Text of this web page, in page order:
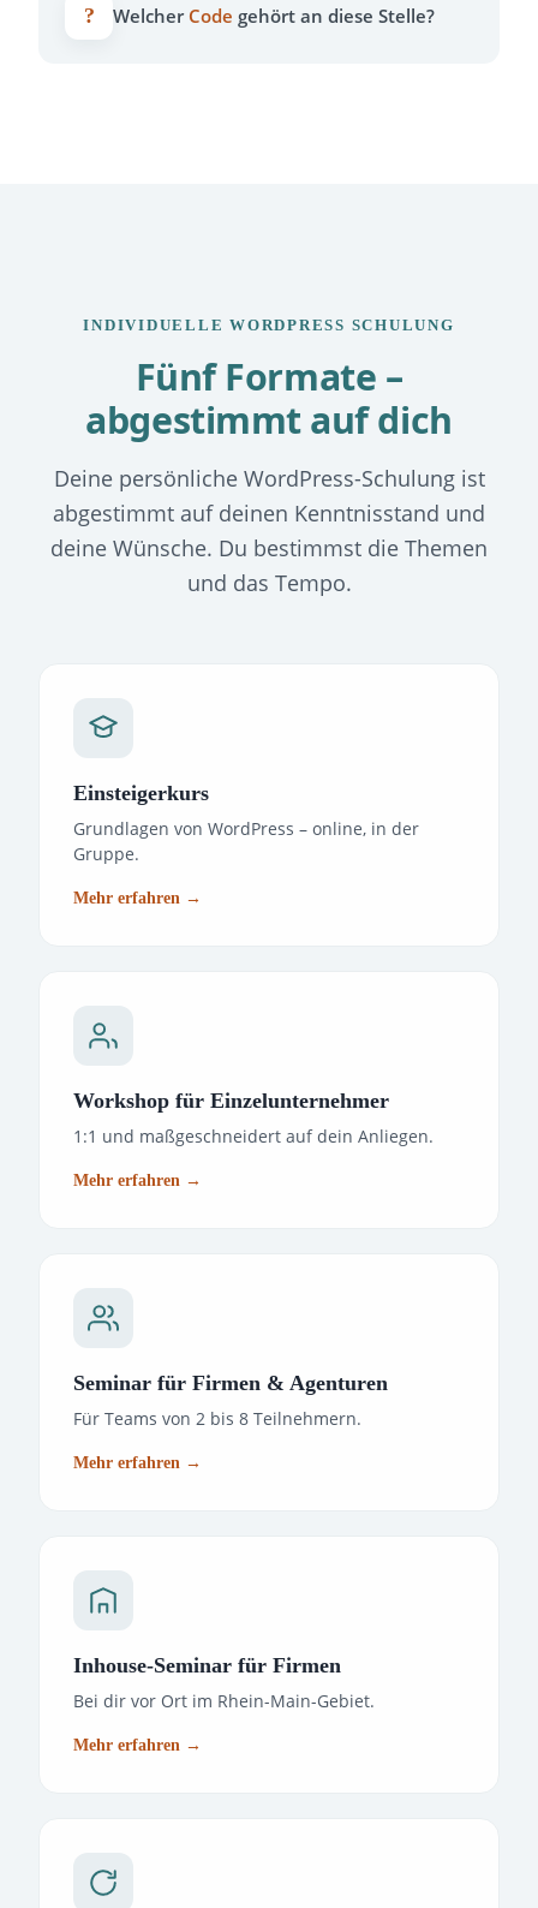
? Welcher Code gehört an diese Stelle?
INDIVIDUELLE WORDPRESS SCHULUNG
Fünf Formate –
abgestimmt auf dich
Deine persönliche WordPress-Schulung ist
abgestimmt auf deinen Kenntnisstand und
deine Wünsche. Du bestimmst die Themen
und das Tempo.
Einsteigerkurs
Grundlagen von WordPress – online, in der
Gruppe.
Mehr erfahren →
Workshop für Einzelunternehmer
1:1 und maßgeschneidert auf dein Anliegen.
Mehr erfahren →
Seminar für Firmen & Agenturen
Für Teams von 2 bis 8 Teilnehmern.
Mehr erfahren →
Inhouse-Seminar für Firmen
Bei dir vor Ort im Rhein-Main-Gebiet.
Mehr erfahren →